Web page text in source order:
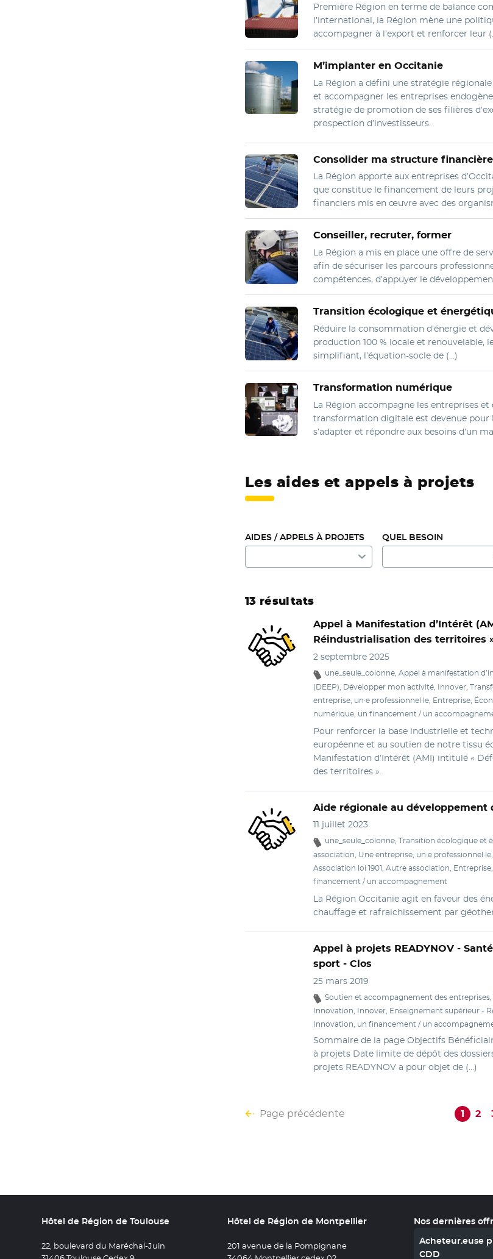
Première Région en terme de balance
l’international, la Région mène une
accompagner à l’export et renforcer leur
M’implanter en Occitanie
La Région a défini une stratégie
et accompagner les entreprises
stratégie de promotion de ses filières
prospection d’investisseurs.
Consolider ma structure financière
La Région apporte aux entreprises
que constitue le financement de leurs
financiers mis en œuvre avec des
Conseiller, recruter, former
La Région a mis en place une offre de
afin de sécuriser les parcours
compétences, d’appuyer le
Transition écologique et
Réduire la consommation d’énergie et
production 100 % locale et renouvelable,
simplifiant, l’équation-socle de (…)
Transformation numérique
La Région accompagne les entreprises
transformation digitale est devenue pour
s’adapter et répondre aux besoins d’un
Les aides et appels à projets
AIDES / APPELS À PROJETS QUEL BESOIN
13 résultats
Appel à Manifestation d’Intérêt
Réindustrialisation des territoires
2 septembre 2025
une_seule_colonne, Appel à manifestation
(DEEP), Développer mon activité, Innover,
entreprise, un·e professionnel·le, Entreprise,
numérique, un financement / un
Pour renforcer la base industrielle et
européenne et au soutien de notre tissu
Manifestation d’Intérêt (AMI) intitulé «
des territoires ».
Aide régionaleau développement
11 juillet 2023
une_seule_colonne, Transition écologique
association, Une entreprise, un·e
Association loi 1901, Autre association,
financement / un accompagnement
La Région Occitanie agit en faveur des
chauffage et rafraichissement par
Appel à projets READYNOV -
sport - Clos
25 mars 2019
Soutien et accompagnement des
Innovation, Innover, Enseignement supérieur -
Innovation, un financement / un
Sommaire de la page Objectifs
à projets Date limite de dépôt des
projets READYNOV a pour objet de (…)
Page précédente 1 2
Hôtel de Région de Toulouse
22, boulevard du Maréchal-Juin
Hôtel de Région de Montpellier
201 avenue de la Pompignane
Nos dernières
Acheteur.euse
CDD